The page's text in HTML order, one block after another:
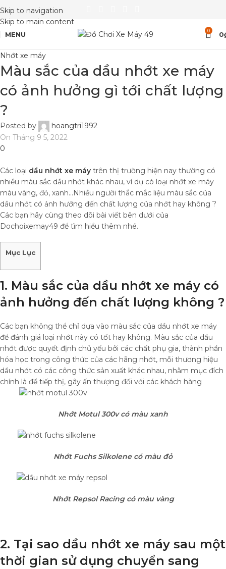
Skip to navigation
Skip to main content
MENU 0 0
Nhớt xe máy
Màu sắc của dầu nhớt xe máy
có ảnh hưởng gì tới chất lượng
?
Posted by
hoangtri1992
On Tháng 9 5, 2022
0
Các loại dầu nhớt xe máy trên thị trường hiện nay thường có
nhiều màu sắc dầu nhớt khác nhau, ví dụ có loại nhớt xe máy
màu vàng, đỏ, xanh…Nhiều người thắc mắc liệu màu sắc của
dầu nhớt có ảnh hưởng đến chất lượng của nhớt hay không ?
Các bạn hãy cùng theo dõi bài viết bên dưới của
Dochoixemay49 để tìm hiểu thêm nhé.
Mục Lục
1. Màu sắc của dầu nhớt xe máy có
ảnh hưởng đến chất lượng không ?
Các bạn không thể chỉ dựa vào màu sắc của dầu nhớt xe máy
để đánh giá loại nhớt này có tốt hay không. Màu sắc của dầu
nhớt được quyết định chủ yếu bởi các chất phụ gia, thành phần
hóa học trong công thức của các hãng nhớt, mỗi thương hiệu
dầu nhớt có các công thức sản xuất khác nhau, nhằm mục đích
chính là để tiếp thị, gây ấn thượng đối với các khách hàng
Nhớt Motul 300v có màu xanh
Nhớt Fuchs Silkolene có màu đỏ
Nhớt Repsol Racing có màu vàng
2. Tại sao dầu nhớt xe máy sau một
thời gian sử dụng chuyển sang